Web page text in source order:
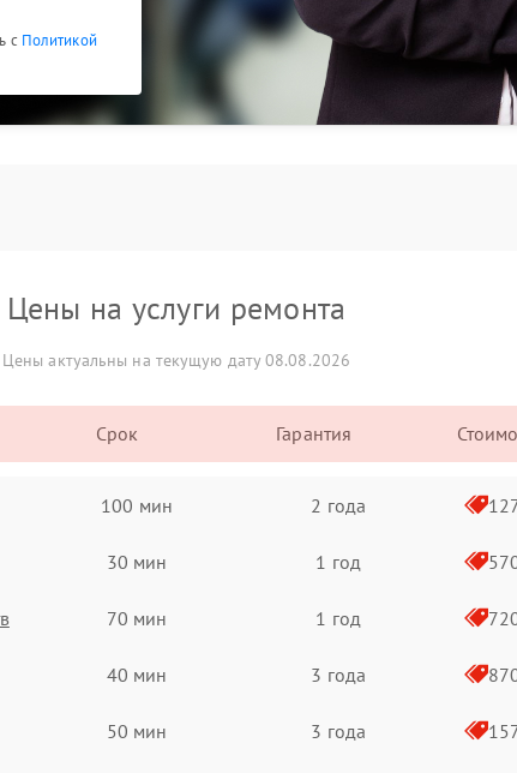
с Политикой
Цены на услуги ремонта
Цены актуальны на текущую дату 08.08.2026
Срок Гарантия
100 мин 2 года
30 мин 1 год
70 мин 1 год
40 мин 3 года
50 мин 3 года